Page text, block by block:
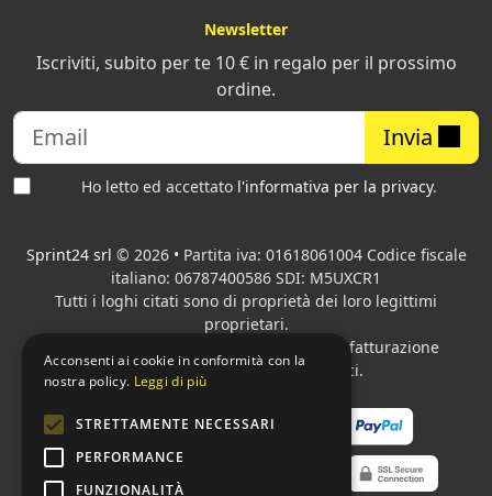
Newsletter
Iscriviti, subito per te 10 € in regalo per il prossimo
ordine.
Invia
Ho letto ed accettato l'informativa per la privacy.
Sprint24 srl © 2026 • Partita iva: 01618061004 Codice fiscale
italiano: 06787400586 SDI: M5UXCR1
Tutti i loghi citati sono di proprietà dei loro legittimi
proprietari.
adibita alla fatturazione
elettronica per gli Enti pubblici.
Acconsenti ai cookie in conformità con la
nostra policy. Leggi di più
STRETTAMENTE NECESSARI
PERFORMANCE
FUNZIONALITÀ